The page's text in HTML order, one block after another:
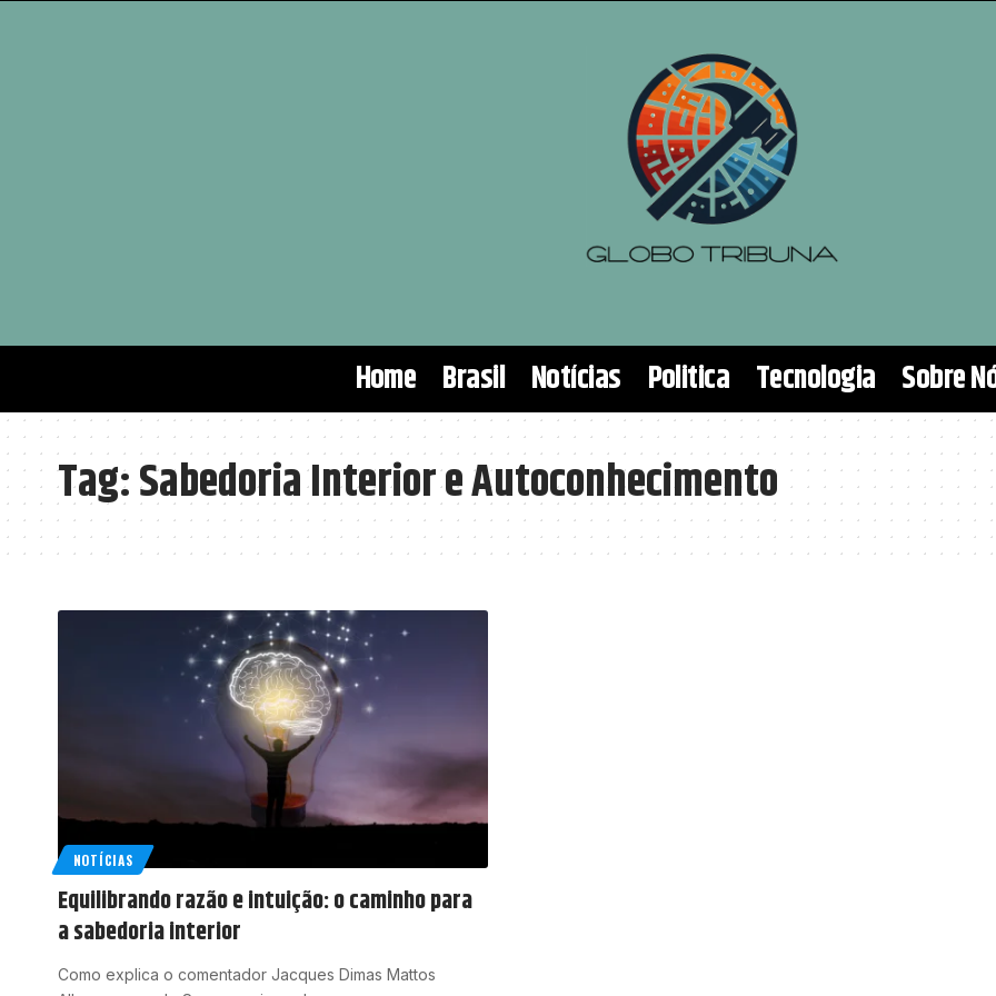
Home Brasil Notícias Politica Tecnologia Sobre
Tag:Sabedoria Interior e Autoconhecimento
NOTÍCIAS
Equilibrando razão e intuição: o caminho para
a sabedoria interior
Como explica o comentador Jacques Dimas Mattos